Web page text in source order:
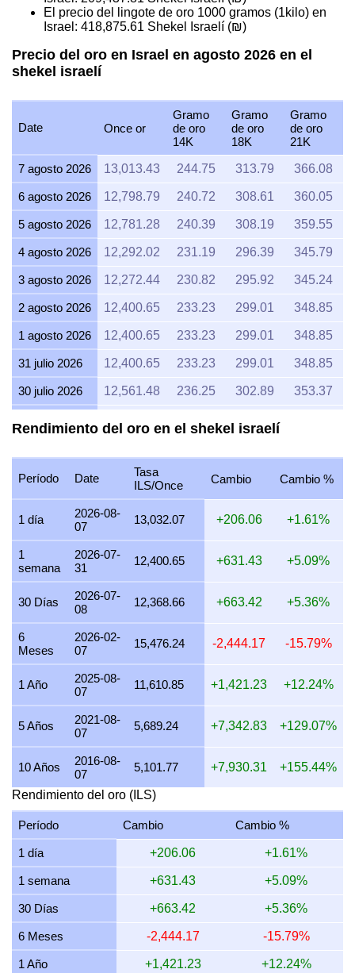
El precio del lingote de oro 1000 gramos (1kilo) en
Israel: 418,875.61 Shekel Israelí (₪)
Precio del oro en Israel en agosto 2026 en el
shekel israelí
Date Once or
Gramo
de oro
14K
Gramo
de oro
18K
Gramo
de oro
21K
7 agosto 2026
13,013.43 244.75 313.79 366.08
6 agosto 2026 12,798.79 240.72 308.61 360.05
5 agosto 2026 12,781.28 240.39 308.19 359.55
4 agosto 2026 12,292.02 231.19 296.39 345.79
3 agosto 2026 12,272.44 230.82 295.92 345.24
2 agosto 2026 12,400.65 233.23 299.01 348.85
1 agosto 2026 12,400.65 233.23 299.01 348.85
31 julio 2026 12,400.65 233.23 299.01 348.85
30 julio 2026 12,561.48 236.25 302.89 353.37
27 julio 2026 12,472.45 234.58 300.74 350.87
26 julio 2026 12,333.60 231.97 297.39 346.96
25 julio 2026 12,333.60
24 julio 2026 12,383.74 232.91 298.60 348.37
23 julio 2026 12,441.70 234.00
22 julio 2026
21 julio 2026 12,395.12 233.12 298.88 348.69
20 julio 2026 12,219.02 229.81
19 julio 2026
18 julio 2026 12,197.39 229.41 294.11 343.13
17 julio 2026 12,197.59 229.41
16 julio 2026
15 julio 2026 12,191.67 229.30 293.97 342.97
14 julio 2026 12,189.74
13 julio 2026 12,096.24
12 julio 2026 12,389.51
11 julio 2026 12,389.51
10 julio 2026 12,338.73
Rendimiento del oro en el shekel israelí
Período Date
Tasa
ILS/Once
Cambio Cambio %
1 día
2026-08-
07
13,032.07 +206.06 +1.61%
1
semana
2026-07-
31
12,400.65 +631.43 +5.09%
30 Días
2026-07-
08
12,368.66 +663.42 +5.36%
6
Meses
2026-02-
07
15,476.24 -2,444.17 -15.79%
1 Año
2025-08-
07
11,610.85 +1,421.23 +12.24%
5 Años
2021-08-
07
5,689.24 +7,342.83 +129.07%
10 Años
2016-08-
07
5,101.77 +7,930.31 +155.44%
Rendimiento del oro (ILS)
Período Cambio Cambio %
1 día +206.06 +1.61%
1 semana +631.43 +5.09%
30 Días +663.42 +5.36%
6 Meses -2,444.17 -15.79%
1 Año +1,421.23 +12.24%